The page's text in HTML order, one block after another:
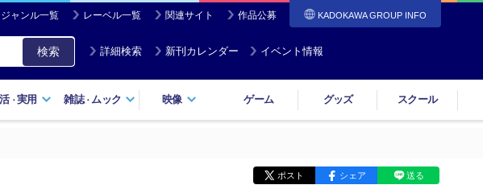
ャンル一覧 レーベル一覧 関連サイト 作品公募 KADOKAWA GROUP INFO
検索 詳細検索 新刊カレンダー イベント情報
・実用 雑誌・ ムック 映像 ゲーム グッズ スクール
ポスト シェア 送る